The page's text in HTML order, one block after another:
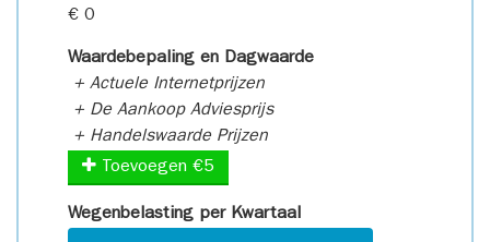
€ 0
Waardebepaling en Dagwaarde
+ Actuele Internetprijzen
+ De Aankoop Adviesprijs
+ Handelswaarde Prijzen
Toevoegen €5
Wegenbelasting per Kwartaal